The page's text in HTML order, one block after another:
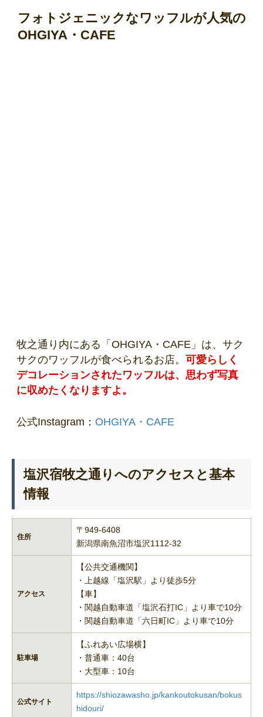
フォトジェニックなワッフルが人気の
OHGIYA・CAFE
牧之通り内にある「OHGIYA・CAFE」は、サク
サクのワッフルが食べられるお店。 可愛らしく
デコレーションされたワッフルは、思わず写真
に収めたくなりますよ。
公式Instagram： OHGIYA・CAFE
塩沢宿牧之通りへのアクセスと基本
情報
住所
〒949-6408
新潟県南魚沼市塩沢1112-32
アクセス
【公共交通機関】
・上越線「塩沢駅」より徒歩5分
【車】
・関越自動車道「塩沢石打IC」より車で10分
・関越自動車道「六日町IC」より車で10分
駐車場
【ふれあい広場横】
・普通車：40台
・大型車：10台
公式サイト
https://shiozawasho.jp/kankoutokusan/bokus
hidouri/